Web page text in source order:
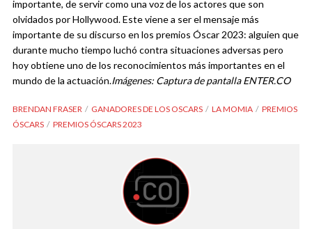
importante, de servir como una voz de los actores que son
olvidados por Hollywood. Este viene a ser el mensaje más
importante de su discurso en los premios Óscar 2023: alguien que
durante mucho tiempo luchó contra situaciones adversas pero
hoy obtiene uno de los reconocimientos más importantes en el
mundo de la actuación.Imágenes: Captura de pantalla ENTER.CO
BRENDAN FRASER GANADORES DE LOS OSCARS LA MOMIA
PREMIOS
ÓSCARS
PREMIOS ÓSCARS 2023